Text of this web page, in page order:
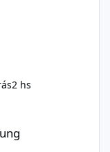
2 hs